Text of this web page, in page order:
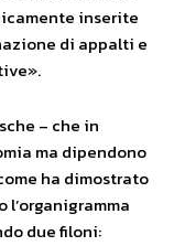
inserite
di appalti e
– che in
ma dipendono
ha dimostrato
due filoni: